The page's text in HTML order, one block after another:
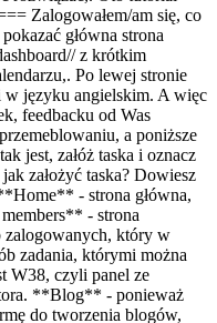
Zalogowałem/am się, co
główna strona
z krótkim
Po lewej stronie
języku angielskim. A więc
feedbacku od Was
a poniższe
jest, załóż taska i oznacz
założyć taska? Dowiesz
- strona główna,
- strona
zalogowanych, który w
zadania, którymi można
W38, czyli panel ze
**Blog** - ponieważ
do tworzenia blogów,